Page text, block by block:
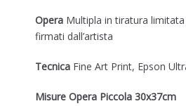
OperaMultipla in tiratura
firmati dall’artista
TecnicaFine Art Print, Epson
Misure Opera Piccola 30x37cm